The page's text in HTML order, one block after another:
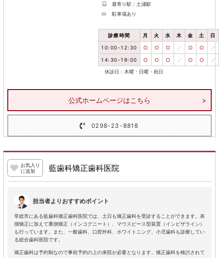
最寄り駅：土浦駅
駐車場あり
診療時間 月 火 水 木 金 土 日
10:00-12:30 ○ ○ ○ ／ ○ ○ ／
14:30-19:00 ○ ○ ○ ／ ○ ○ ／
休診日：木曜・日曜・祝日
公式ホームページはこちら
0298-23-8818
お気入り
に追加
藍歯科矯正歯科医院
担当者よりおすすめポイント
常総市にある藍歯科矯正歯科医院では、土日も矯正歯科を受診することができます。表
側矯正に加えて裏側矯正（インコグニート）、マウスピース型装置（インビザライン）
も行っています。また、一般歯科、口腔外科、ホワイトニング、小児歯科も診療してい
る総合歯科医院です。
矯正歯科は予約制なので事前予約の上の来院が必要となります。矯正歯科を検討されて